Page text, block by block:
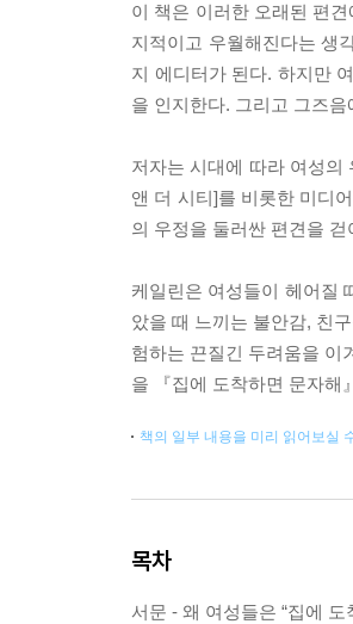
이 책은 이러한 오래된 편
지적이고 우월해진다는 생
지 에디터가 된다. 하지만
을 인지한다. 그리고 그즈
저자는 시대에 따라 여성의
앤 더 시티]를 비롯한 미디
의 우정을 둘러싼 편견을
케일린은 여성들이 헤어질
았을 때 느끼는 불안감, 친
험하는 끈질긴 두려움을 이
을 『집에 도착하면 문자해
책의 일부 내용을 미리 읽어보실
목차
서문 - 왜 여성들은 “집에